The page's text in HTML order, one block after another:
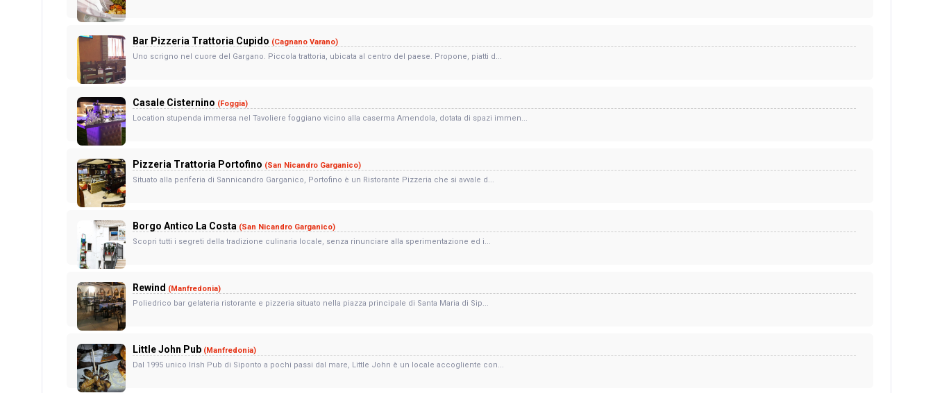
Bar Pizzeria Trattoria Cupido (Cagnano Varano)
Uno scrigno nel cuore del Gargano. Piccola trattoria, ubicata al centro del paese. Propone, piatti d...
Casale Cisternino (Foggia)
Location stupenda immersa nel Tavoliere foggiano vicino alla caserma Amendola, dotata di spazi immen...
Pizzeria Trattoria Portofino (San Nicandro Garganico)
Situato alla periferia di Sannicandro Garganico, Portofino è un Ristorante Pizzeria che si avvale d...
Borgo Antico La Costa (San Nicandro Garganico)
Scopri tutti i segreti della tradizione culinaria locale, senza rinunciare alla sperimentazione ed i...
Rewind (Manfredonia)
Poliedrico bar gelateria ristorante e pizzeria situato nella piazza principale di Santa Maria di Sip...
Little John Pub (Manfredonia)
Dal 1995 unico Irish Pub di Siponto a pochi passi dal mare, Little John è un locale accogliente con...